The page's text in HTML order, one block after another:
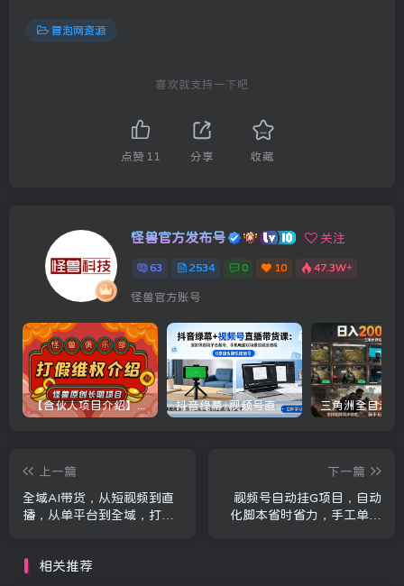
冒泡网资源
喜欢就支持一下吧
点赞 11 分享 收藏
怪兽官方发布号 关注
63 2534 0 10 47.3W+
怪兽官方账号
【合伙人项目介绍】打假维权项目介绍 抖音绿幕+视频号直播带货课：居家照着稿子念起号，手机电脑双场景搭建全流程
上一篇
全域AI带货，从短视频到直
播，从单平台到全域，打造
下一篇
视频号自动挂G项目，自动
化脚本省时省力，手工单价
相关推荐